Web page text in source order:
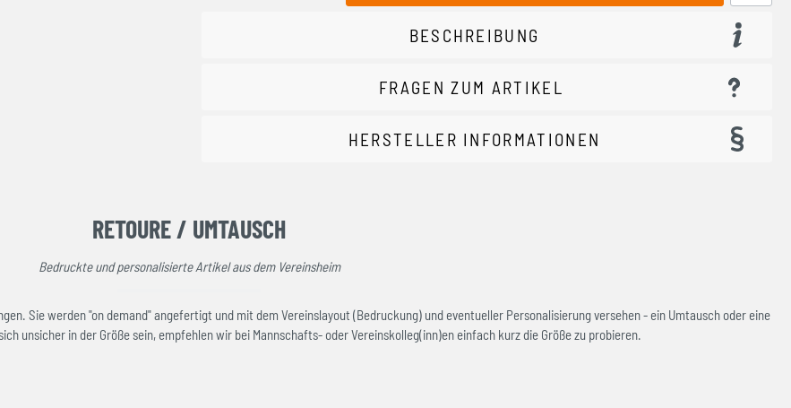
BESCHREIBUNG
FRAGEN ZUM ARTIKEL
HERSTELLER INFORMATIONEN
RETOURE / UMTAUSCH
Bedruckte und personalisierte Artikel aus dem Vereinsheim
Sie werden "on demand" angefertigt und mit dem Vereinslayout (Bedruckung) und eventueller Personalisierung versehen - ein Umtausch oder eine
unsicher in der Größe sein, empfehlen wir bei Mannschafts- oder Vereinskolleg(inn)en einfach kurz die Größe zu probieren.